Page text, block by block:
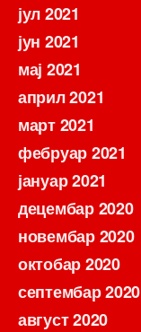
јул 2021
јун 2021
мај 2021
април 2021
март 2021
фебруар 2021
јануар 2021
децембар 2020
новембар 2020
октобар 2020
септембар 2020
август 2020